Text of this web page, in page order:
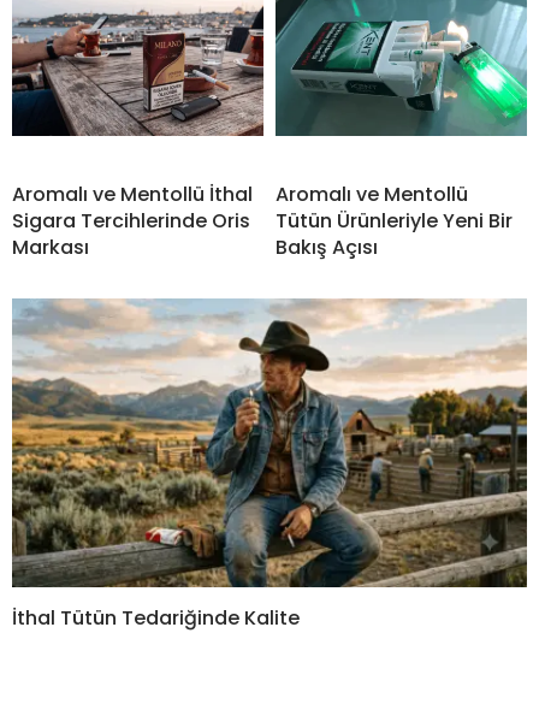
Aromalı ve Mentollü İthal
Sigara Tercihlerinde Oris
Markası
Aromalı ve Mentollü
Tütün Ürünleriyle Yeni Bir
Bakış Açısı
İthal Tütün Tedariğinde Kalite